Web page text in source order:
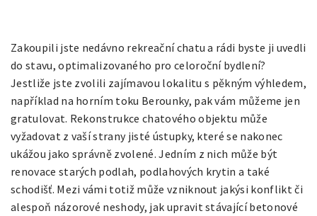
Zakoupili jste nedávno rekreační chatu a rádi byste ji uvedli
do stavu, optimalizovaného pro celoroční bydlení?
Jestliže jste zvolili zajímavou lokalitu s pěkným výhledem,
například na horním toku Berounky, pak vám můžeme jen
gratulovat. Rekonstrukce chatového objektu může
vyžadovat z vaší strany jisté ústupky, které se nakonec
ukážou jako správně zvolené. Jedním z nich může být
renovace starých podlah, podlahových krytin a také
schodišť. Mezi vámi totiž může vzniknout jakýsi konflikt či
alespoň názorové neshody, jak upravit stávající betonové